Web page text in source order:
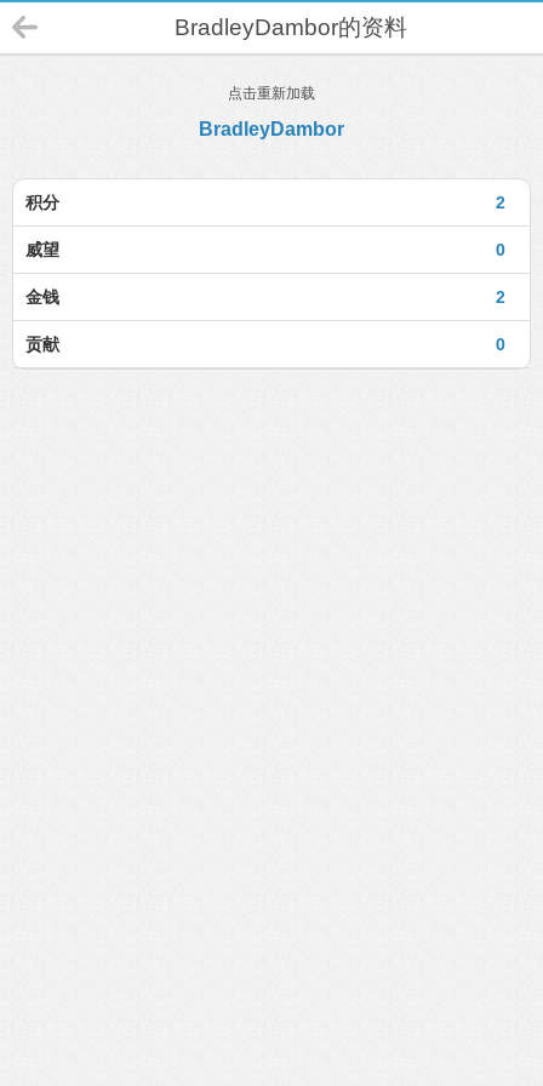
BradleyDambor的资料
点击重新加载
BradleyDambor
2
积分
0
威望
2
金钱
0
贡献